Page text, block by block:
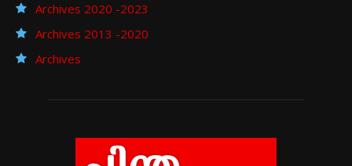
Archives 2020 -2023
Archives 2013 -2020
Archives